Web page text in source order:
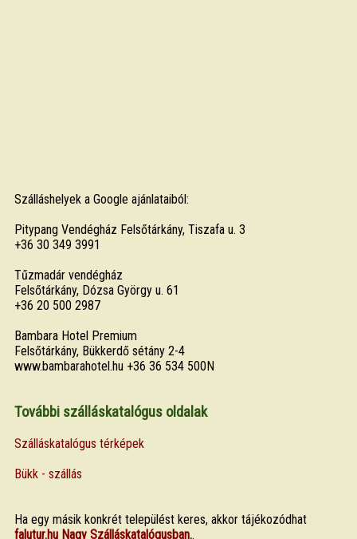
Szálláshelyek a Google ajánlataiból:
Pitypang Vendégház Felsőtárkány, Tiszafa u. 3
+36 30 349 3991
Tűzmadár vendégház
Felsőtárkány, Dózsa György u. 61
+36 20 500 2987
Bambara Hotel Premium
Felsőtárkány, Bükkerdő sétány 2-4
www.bambarahotel.hu +36 36 534 500N
További szálláskatalógus oldalak
Szálláskatalógus térképek
Bükk - szállás
Ha egy másik konkrét települést keres, akkor tájékozódhat
falutur.hu Nagy Szálláskatalógusban..